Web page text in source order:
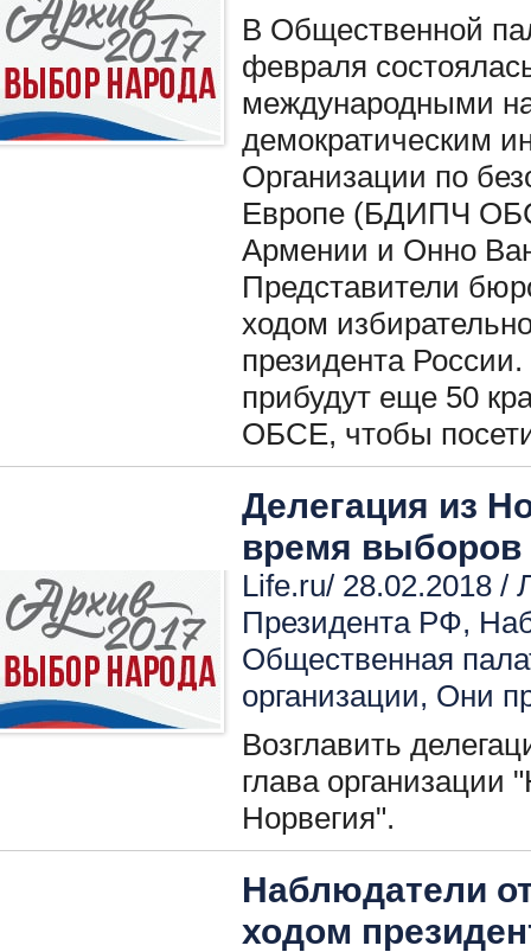
В Общественной
февраля
международными
демократическим
Организации по
Европе (БДИПЧ
Армении и Онно
Представители
ходом
президента
прибудут еще 50
ОБСЕ, чтобы
Делегация из
время выборов
Life.ru/ 28.02.2018 /
Президента РФ,
Общественная
организации, Они
Возглавить
глава
Норвегия".
Наблюдатели
ходом